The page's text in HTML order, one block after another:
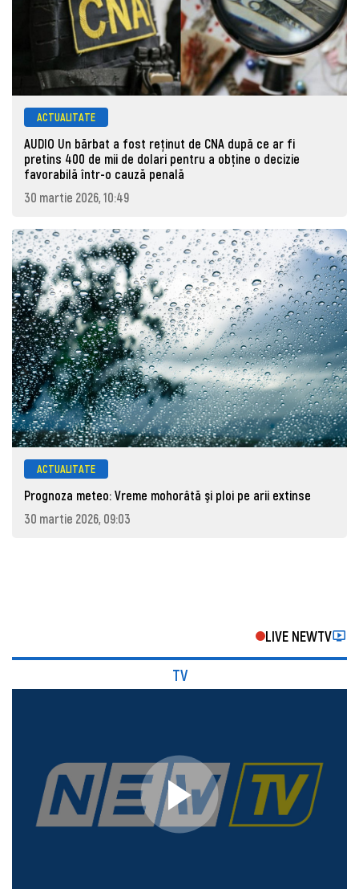
ACTUALITATE
AUDIO Un bărbat a fost reținut de CNA după ce ar fi
pretins 400 de mii de dolari pentru a obține o decizie
favorabilă într-o cauză penală
30 martie 2026, 10:49
ACTUALITATE
Prognoza meteo: Vreme mohorâtă şi ploi pe arii extinse
30 martie 2026, 09:03
LIVE NEWTV
TV